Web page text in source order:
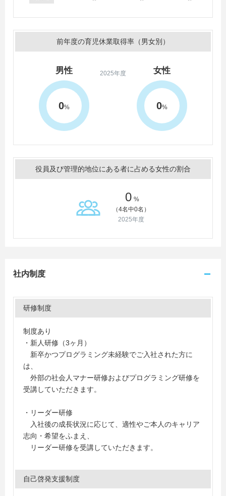
前年度の育児休業取得率（男女別）
2025年度
男性
0%
女性
0%
役員及び管理的地位にある者に占める女性の割合
0 %
（4名中0名）
2025年度
社内制度
研修制度
制度あり
・新人研修（3ヶ月）
新卒かつプログラミング未経験でご入社された方に
は、
外部の社会人マナー研修およびプログラミング研修を
受講していただきます。
・リーダー研修
入社後の成長状況に応じて、適性やご本人のキャリア
志向・希望をふまえ、
リーダー研修を受講していただきます。
自己啓発支援制度